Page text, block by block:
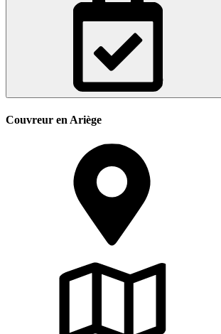
Couvreur en Ariège